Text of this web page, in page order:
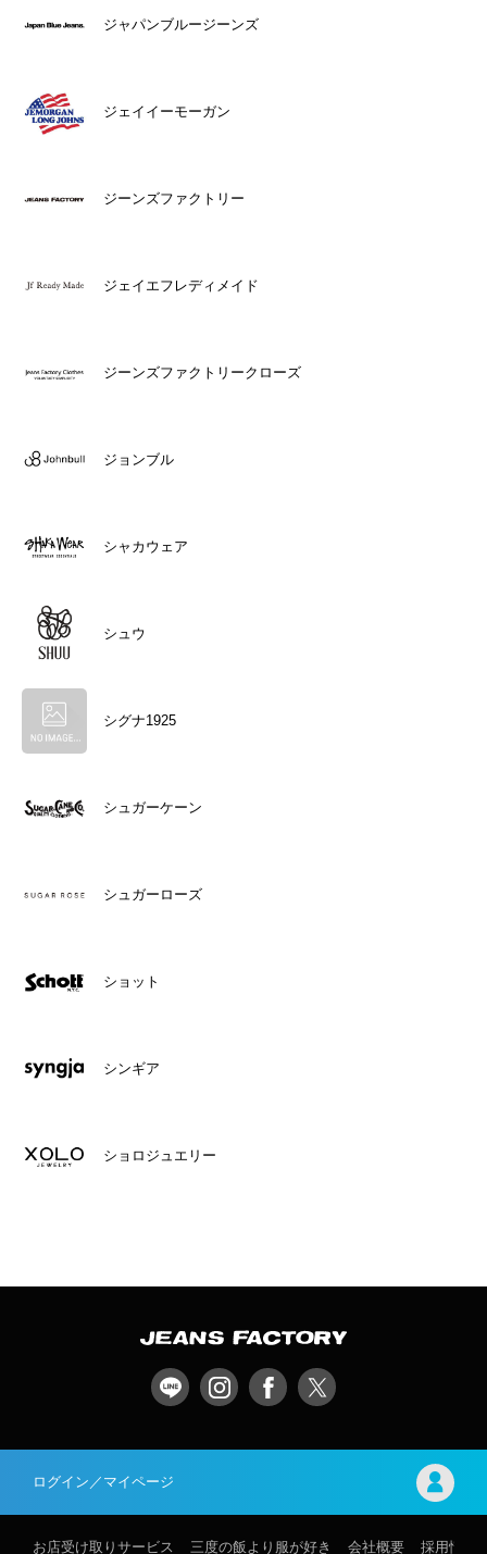
ジャパンブルージーンズ
ジェイイーモーガン
ジーンズファクトリー
ジェイエフレディメイド
ジーンズファクトリークローズ
ジョンブル
シャカウェア
シュウ
シグナ1925
シュガーケーン
シュガーローズ
ショット
シンギア
ショロジュエリー
ログイン／マイページ
お店受け取りサービス 三度の飯より服が好き 会社概要 採用情報